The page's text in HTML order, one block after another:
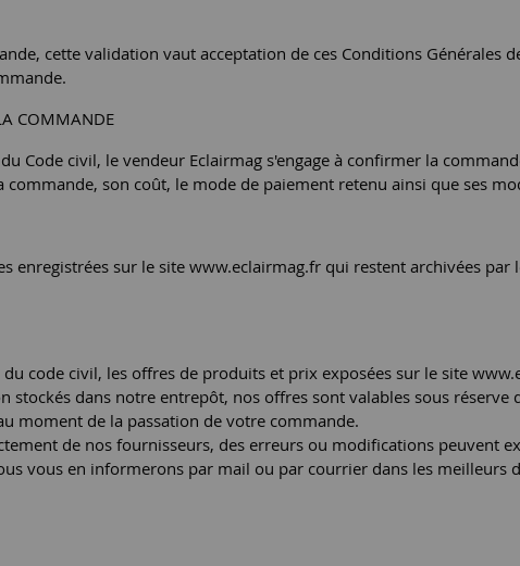
cette validation vaut acceptation de ces Conditions
COMMANDE
Code civil, le vendeur Eclairmag s'engage à confirmer la
commande, son coût, le mode de paiement retenu ainsi que ses
enregistrées sur le site www.eclairmag.fr qui restent archivées
code civil, les offres de produits et prix exposées sur le site
stockés dans notre entrepôt, nos offres sont valables sous
moment de la passation de votre commande.
de nos fournisseurs, des erreurs ou modifications peuvent
vous en informerons par mail ou par courrier dans les meilleurs